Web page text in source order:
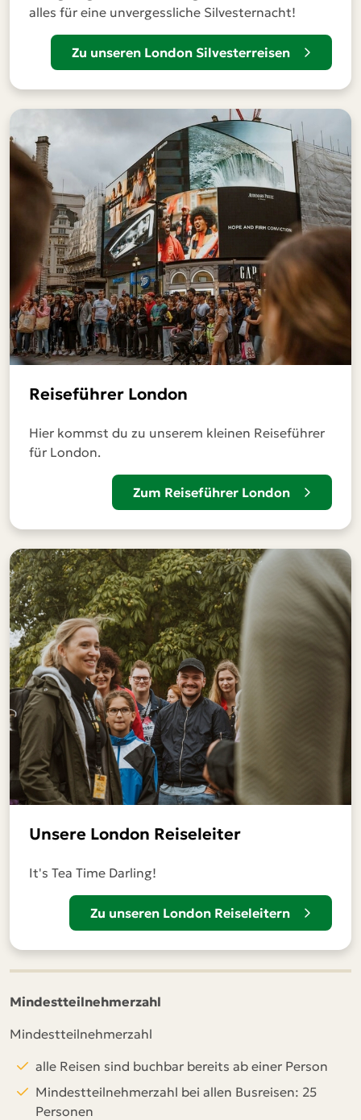
alles für eine unvergessliche Silvesternacht!
Zu unseren London Silvesterreisen
Reiseführer London
Hier kommst du zu unserem kleinen Reiseführer
für London.
Zum Reiseführer London
Unsere London Reiseleiter
It's Tea Time Darling!
Zu unseren London Reiseleitern
Mindestteilnehmerzahl
Mindestteilnehmerzahl
alle Reisen sind buchbar bereits ab einer Person
Mindestteilnehmerzahl bei allen Busreisen: 25
Personen